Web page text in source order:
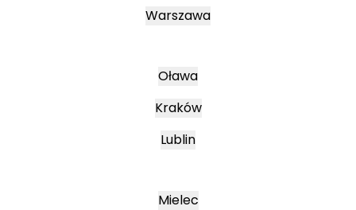
Warszawa
Oława
Kraków
Lublin
Mielec